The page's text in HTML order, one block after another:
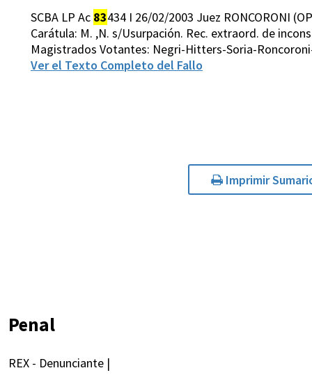
SCBA LP Ac 83434 I 26/02/2003 Juez RONCORONI
Carátula: M. ,N. s/Usurpación. Rec. extraord. de
Magistrados Votantes: Negri-Hitters-Soria-
Ver el Texto Completo del Fallo
Imprimir
Penal
REX - Denunciante |